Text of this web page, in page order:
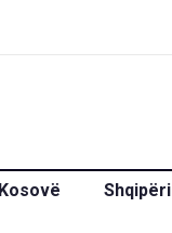
Kosovë Shqipëri